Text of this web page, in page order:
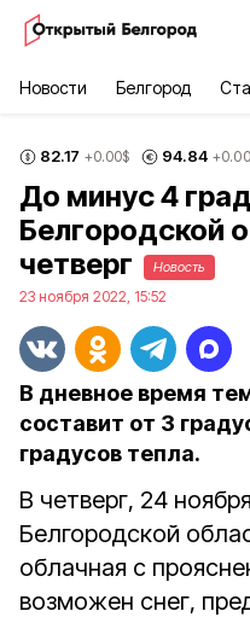
Новости Белгород
82.17 +0.00$ 94.84 +0.00
До минус 4
Белгородской
четверг
Новость
23 ноября 2022, 15:52
В дневное время
составит от 3
градусов тепла.
В четверг, 24
Белгородской
облачная с
возможен снег,